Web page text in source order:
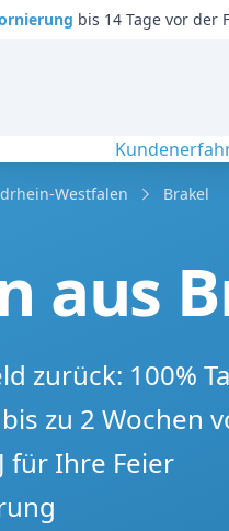
bis 14 Tage vor der
Westfalen Brakel
aus
zurück: 100%
zu 2 Wochen
für Ihre Feier